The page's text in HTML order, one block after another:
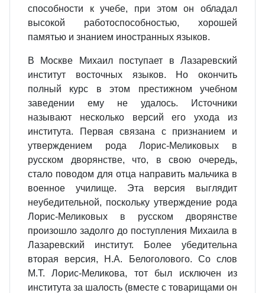
способности к учебе, при этом он обладал
высокой работоспособностью, хорошей
памятью и знанием иностранных языков.
В Москве Михаил поступает в Лазаревский
институт восточных языков. Но окончить
полный курс в этом престижном учебном
заведении ему не удалось. Источники
называют несколько версий его ухода из
института. Первая связана с признанием и
утверждением рода Лорис-Меликовых в
русском дворянстве, что, в свою очередь,
стало поводом для отца направить мальчика в
военное училище. Эта версия выглядит
неубедительной, поскольку утверждение рода
Лорис-Меликовых в русском дворянстве
произошло задолго до поступления Михаила в
Лазаревский институт. Более убедительна
вторая версия, Н.А. Белоголового. Со слов
М.Т. Лорис-Меликова, тот был исключен из
института за шалость (вместе с товарищами он